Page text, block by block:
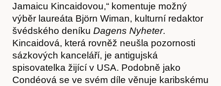
Časopis
Jamaicu Kincaidovou,“ komentuje možný
výběr laureáta Björn Wiman, kulturní redaktor
švédského deníku Dagens Nyheter.
Kincaidová, která rovněž neušla pozornosti
sázkových kanceláří, je antigujská
spisovatelka žijící v USA. Podobně jako
Condéová se ve svém díle věnuje karibskému